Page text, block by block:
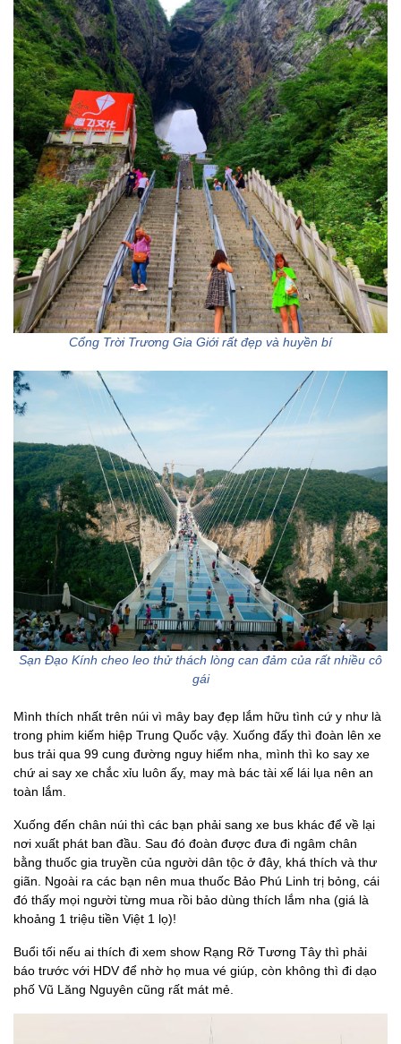
Cổng Trời Trương Gia Giới rất đẹp và huyền bí
Sạn Đạo Kính cheo leo thử thách lòng can đảm của rất nhiều cô
gái
Mình thích nhất trên núi vì mây bay đẹp lắm hữu tình cứ y như là
trong phim kiếm hiệp Trung Quốc vậy. Xuống đấy thì đoàn lên xe
bus trải qua 99 cung đường nguy hiểm nha, mình thì ko say xe
chứ ai say xe chắc xỉu luôn ấy, may mà bác tài xế lái lụa nên an
toàn lắm.
Xuống đến chân núi thì các bạn phải sang xe bus khác để về lại
nơi xuất phát ban đầu. Sau đó đoàn được đưa đi ngâm chân
bằng thuốc gia truyền của người dân tộc ở đây, khá thích và thư
giãn. Ngoài ra các bạn nên mua thuốc Bảo Phú Linh trị bỏng, cái
đó thấy mọi người từng mua rồi bảo dùng thích lắm nha (giá là
khoảng 1 triệu tiền Việt 1 lọ)!
Buổi tối nếu ai thích đi xem show Rạng Rỡ Tương Tây thì phải
báo trước với HDV để nhờ họ mua vé giúp, còn không thì đi dạo
phố Vũ Lăng Nguyên cũng rất mát mẻ.